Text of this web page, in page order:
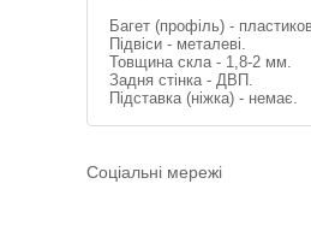
Багет (профіль) -
Підвіси - металеві.
Товщина скла - 1,8-2 мм.
Задня стінка - ДВП.
Підставка (ніжка) - немає.
Соціальні мережі